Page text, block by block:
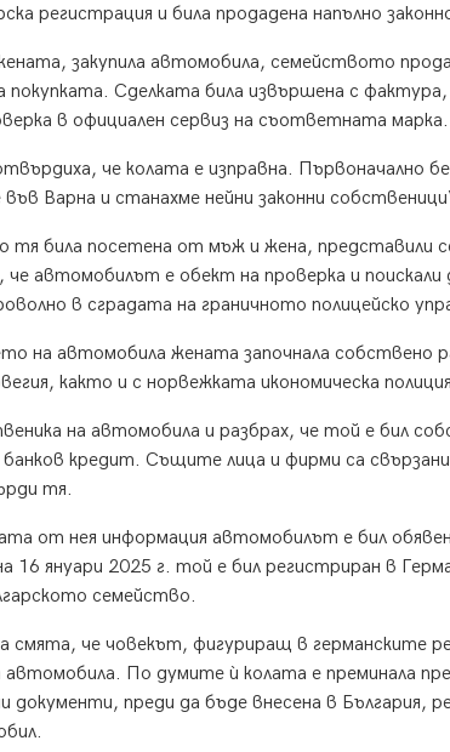
регистрация и била продадена напълно
закупила автомобила, семейството
покупката. Сделката била извършена с
в официален сервиз на съответната марка.
че колата е изправна. Първоначално
Варна и станахме нейни законни
тя била посетена от мъж и жена, представили
че автомобилът е обект на проверка и
в сградата на граничното полицейско
на автомобила жената започнала собствено
както и с норвежката икономическа
на автомобила и разбрах, че той е бил
банков кредит. Същите лица и фирми са
тя.
от нея информация автомобилът е бил
16 януари 2025 г. той е бил регистриран в
семейство.
че човекът, фигуриращ в германските
По думите ѝ колата е преминала
документи, преди да бъде внесена в България,